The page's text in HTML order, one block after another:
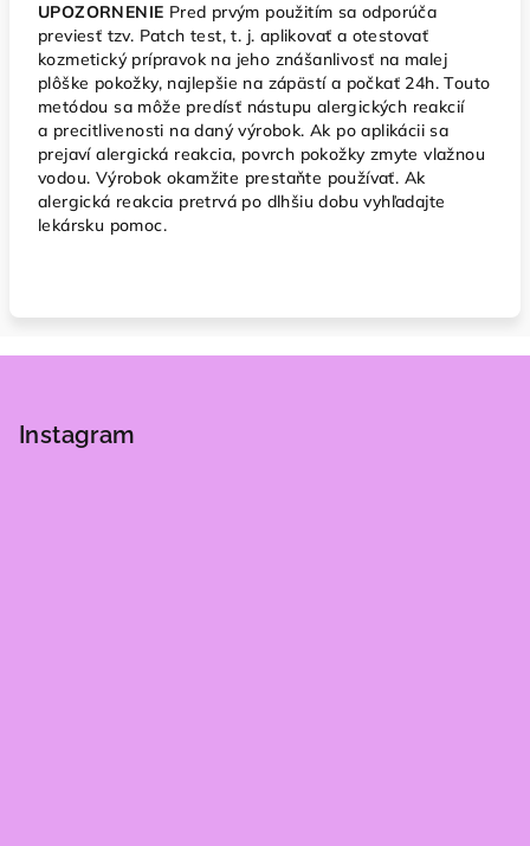
UPOZORNENIE Pred prvým použitím sa odporúča
previesť tzv. Patch test, t. j. aplikovať a otestovať
kozmetický prípravok na jeho znášanlivosť na malej
plôške pokožky, najlepšie na zápästí a počkať 24h. Touto
metódou sa môže predísť nástupu alergických reakcií
a precitlivenosti na daný výrobok. Ak po aplikácii sa
prejaví alergická reakcia, povrch pokožky zmyte vlažnou
vodou. Výrobok okamžite prestaňte používať. Ak
alergická reakcia pretrvá po dlhšiu dobu vyhľadajte
lekársku pomoc.
Instagram